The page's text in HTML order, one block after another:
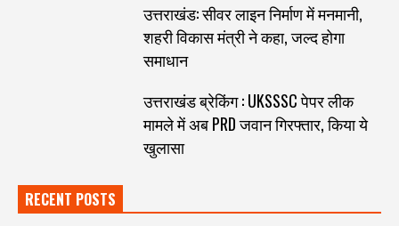
उत्तराखंड: सीवर लाइन निर्माण में मनमानी,
शहरी विकास मंत्री ने कहा, जल्द होगा
समाधान
उत्तराखंड ब्रेकिंग : UKSSSC पेपर लीक
मामले में अब PRD जवान गिरफ्तार, किया ये
खुलासा
RECENT POSTS